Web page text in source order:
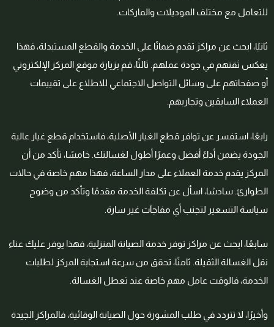
للتعامل مع مختلف الموديلات والماركات.
ثانيًا، ابحث عن مراكز تقدم ضمانًا على الخدمة والقطع المستبدلة، فهذا
يعكس ثقتهم في جودة عملهم. ثالثًا، قم بزيارة موقع المركز الإلكتروني
أو صفحاتهم على وسائل التواصل الاجتماعي للاطلاع على تقييمات
العملاء السابقين وتجاربهم.
رابعًا، استفسر عن توافر قطع الغيار الأصلية، فاستخدام قطع غيار عالية
الجودة يضمن أداءً أفضل وعمرًا أطول لغسالتك. خامسًا، تأكد من أن
المركز يقدم خدمة العملاء على مدار الساعة، فهذا مهم خاصة في حالات
الطوارئ. سادسًا، اسأل عن تكلفة الخدمة مقدمًا وتأكد من وضوح
سياسة التسعير لتجنب أي مفاجآت غير سارة.
سابعًا، ابحث عن مراكز توفر خدمة الصيانة المنزلية، فهذا يوفر عليك عناء
نقل الغسالة الثقيلة. ثامنًا، تحقق من سرعة استجابة المركز لطلبات
الخدمة، فالوقت عامل مهم خاصة عند تعطل الغسالة.
وأخيرًا، لا تتردد في طلب المشورة حول الصيانة الوقائية، فالمراكز الجيدة